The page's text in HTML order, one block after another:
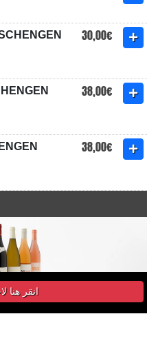
30,00€
38,00€
38,00€
39,00€
انقر هنا